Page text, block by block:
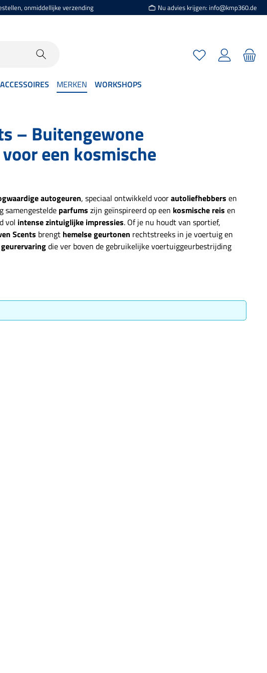
onmiddellijke verzending Nu advies krijgen: info@kmp360.de
Je hebt 0 items op
ACCESSOIRES MERKEN WORKSHOPS
– Buitengewone
een kosmische
autogeuren, speciaal ontwikkeld voorautoliefhebbers en
samengestelde parfums zijn geïnspireerd op een kosmische reis en
vol intense zintuiglijke impressies. Of je nu houdt van sportief,
Scents brengt hemelse geurtonen rechtstreeks in je voertuig en
die ver boven de gebruikelijke voertuiggeurbestrijding